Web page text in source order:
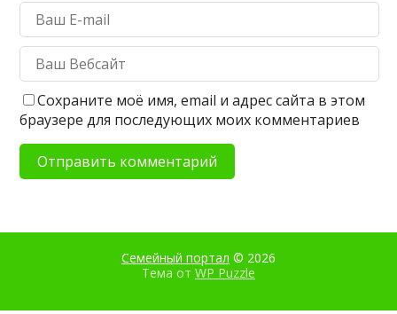
Сохраните моё имя, email и адрес сайта в этом
браузере для последующих моих комментариев
Семейный портал © 2026
Тема от WP Puzzle